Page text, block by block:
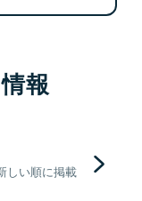
報
しい順に掲載